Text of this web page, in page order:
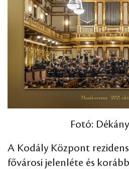
Fotó:
A Kodály Központ
fővárosi jelenléte és